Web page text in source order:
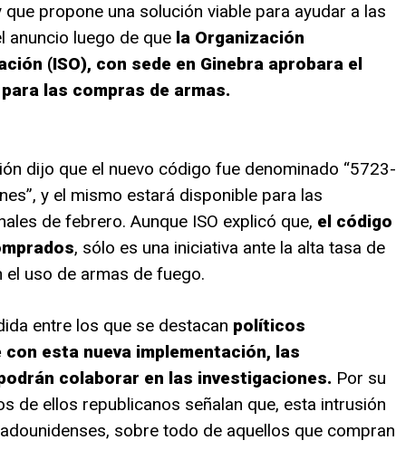
propone una solución viable para ayudar a las
anuncio luego de que la Organización
(ISO), con sede en Ginebra aprobara el
las compras de armas.
dijo que el nuevo código fue denominado “5723-
y el mismo estará disponible para las
de febrero. Aunque ISO explicó que, el código
, sólo es una iniciativa ante la alta tasa de
uso de armas de fuego.
entre los que se destacan políticos
esta nueva implementación, las
colaborar en las investigaciones. Por su
de ellos republicanos señalan que, esta intrusión
sobre todo de aquellos que compran